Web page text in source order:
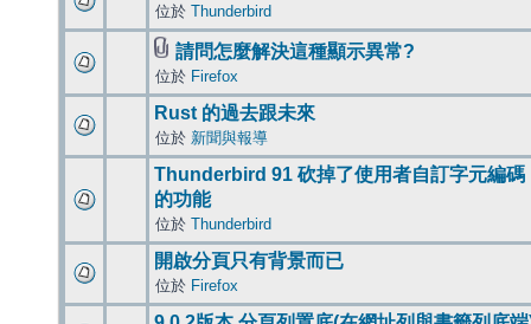
位於 Thunderbird
請問怎麼解決這種顯示異常?
位於 Firefox
Rust 的過去跟未來
位於 新聞與報導
Thunderbird 91 砍掉了使用者自訂字元編碼
的功能
位於 Thunderbird
開啟分頁只有背景而已
位於 Firefox